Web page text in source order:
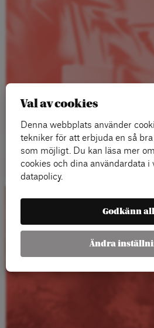
Läs mer
Kalender
Val av cookies
Denna webbplats använder
tekniker för att erbjuda en så
som möjligt. Du kan läsa mer
cookies och dina användardata i
datapolicy.
Godkänn
Ändra